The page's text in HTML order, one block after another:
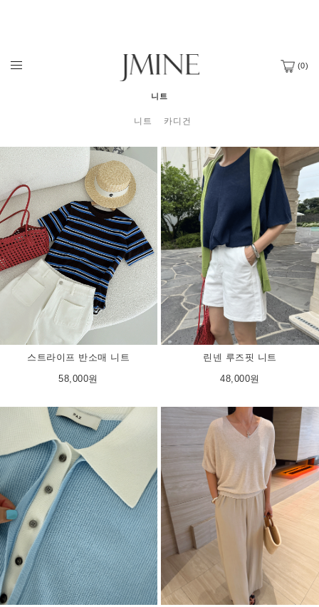
(0)
니트
니트 카디건
스트라이프 반소매 니트
58,000원
린넨 루즈핏 니트
48,000원